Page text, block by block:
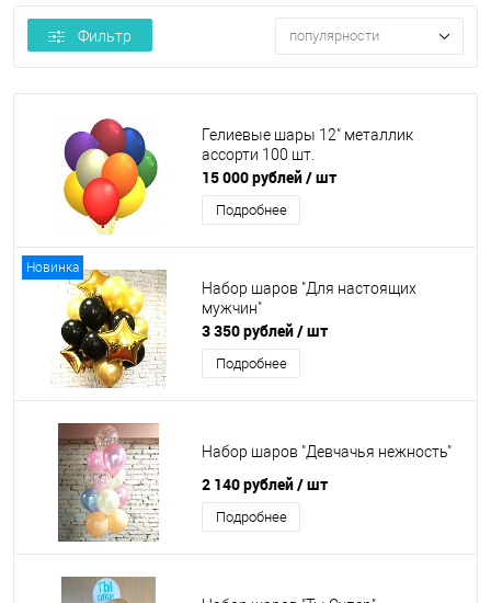
Фильтр популярности
Гелиевые шары 12" металлик
ассорти 100 шт.
15 000 рублей/ шт
Подробнее
Новинка
Набор шаров "Для настоящих
мужчин"
3 350 рублей/ шт
Подробнее
Набор шаров "Девчачья нежность"
2 140 рублей/ шт
Подробнее